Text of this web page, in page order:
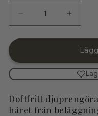
Minska
kvantitet
för
Nº
05
-
Doftfri
Detox
Öka
kvantitet
för
Nº
05
-
Detox
Doftfritt
håret från